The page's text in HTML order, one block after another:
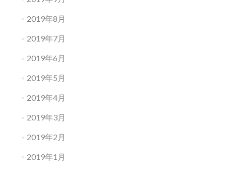
2019年8月
2019年7月
2019年6月
2019年5月
2019年4月
2019年3月
2019年2月
2019年1月